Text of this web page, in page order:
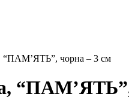
“ПАМ’ЯТЬ”, чорна – 3 см